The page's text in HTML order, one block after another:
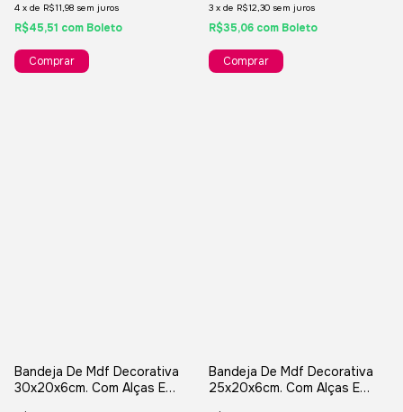
4 x de R$11,98 sem juros
R$45,51 com Boleto
Comprar
3 x de R$12,30 sem juros
R$35,06 com Boleto
Comprar
Bandeja De Mdf Decorativa
30x20x6cm. Com Alças E
Bandeja De Mdf Decorativa
25x20x6cm. Com Alças E